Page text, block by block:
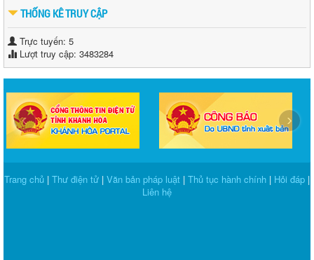
THỐNG KÊ TRUY CẬP
Trực tuyến: 5
Lượt truy cập: 3483284
‹ ›
Trang chủ | Thư điện tử | Văn bản pháp luật | Thủ tục hành chính | Hỏi đáp |
Liên hệ